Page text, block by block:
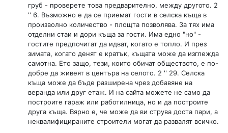
груб - проверете това предварително, между другото. 2
'' 6. Възможно е да се приемат гости в селска къща в
произволно количество - площта позволява. За тях има
отделни стаи и дори къща за гости. Има едно "но" -
гостите предпочитат да идват, когато е топло. И през
зимата, когато денят е кратък, къщата може да изглежда
самотна. Ето защо, тези, които обичат обществото, е по-
добре да живеят в центъра на селото. 2 '' 29. Селска
къща може да бъде разширена чрез добавяне на
веранда или друг етаж. И на сайта можете не само да
построите гараж или работилница, но и да построите
друга къща. Вярно е, че може да ви струва доста пари, а
неквалифицираните строители могат да развалят всичко.